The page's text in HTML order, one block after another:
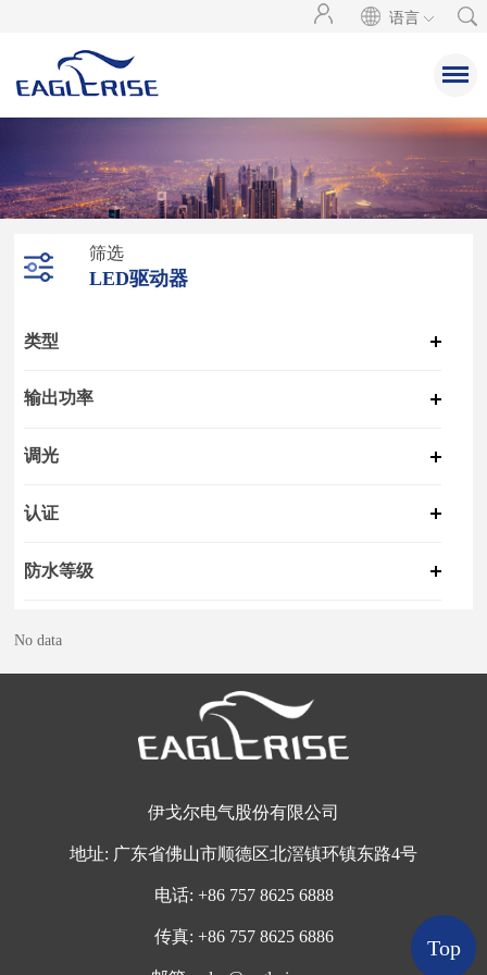
语言
筛选
LED驱动器
类型
输出功率
调光
认证
防水等级
No data
伊戈尔电气股份有限公司
地址: 广东省佛山市顺德区北滘镇环镇东路4号
电话: +86 757 8625 6888
传真: +86 757 8625 6886 Top